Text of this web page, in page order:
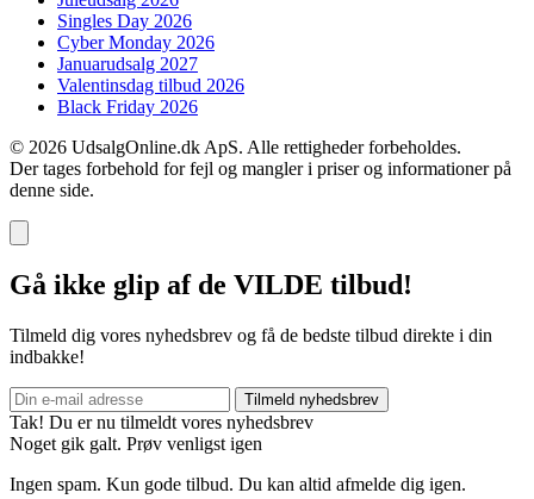
Singles Day 2026
Cyber Monday 2026
Januarudsalg 2027
Valentinsdag tilbud 2026
Black Friday 2026
© 2026 UdsalgOnline.dk ApS. Alle rettigheder forbeholdes.
Der tages forbehold for fejl og mangler i priser og informationer på
denne side.
Gå ikke glip af de VILDE tilbud!
Tilmeld dig vores nyhedsbrev og få de bedste tilbud direkte i din
indbakke!
Tilmeld nyhedsbrev
Tak! Du er nu tilmeldt vores nyhedsbrev
Noget gik galt. Prøv venligst igen
Ingen spam. Kun gode tilbud. Du kan altid afmelde dig igen.